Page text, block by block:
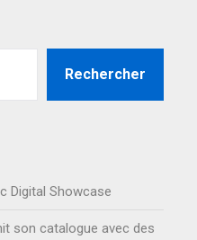
Rechercher
Digital Showcase
son catalogue avec des